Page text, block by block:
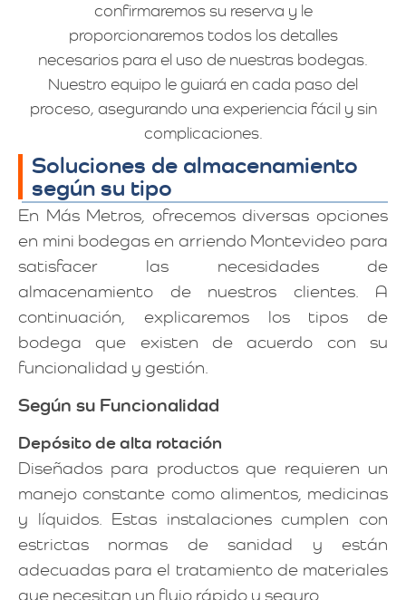
confirmaremos su reserva y le
proporcionaremos todos los detalles
necesarios para el uso de nuestras bodegas.
Nuestro equipo le guiará en cada paso del
proceso, asegurando una experiencia fácil y sin
complicaciones.
Soluciones de almacenamiento
según su tipo
En Más Metros, ofrecemos diversas opciones
en mini bodegas en arriendo Montevideo para
satisfacer las necesidades de
almacenamiento de nuestros clientes. A
continuación, explicaremos los tipos de
bodega que existen de acuerdo con su
funcionalidad y gestión.
Según su Funcionalidad
Depósito de alta rotación
Diseñados para productos que requieren un
manejo constante como alimentos, medicinas
y líquidos. Estas instalaciones cumplen con
estrictas normas de sanidad y están
adecuadas para el tratamiento de materiales
que necesitan un flujo rápido y seguro.